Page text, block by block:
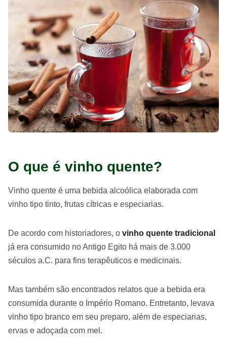
O que é vinho quente?
Vinho quente é uma bebida alcoólica elaborada com
vinho tipo tinto, frutas cítricas e especiarias.
De acordo com historiadores, o vinho quente tradicional
já era consumido no Antigo Egito há mais de 3.000
séculos a.C. para fins terapêuticos e medicinais.
Mas também são encontrados relatos que a bebida era
consumida durante o Império Romano. Entretanto, levava
vinho tipo branco em seu preparo, além de especiarias,
ervas e adoçada com mel.